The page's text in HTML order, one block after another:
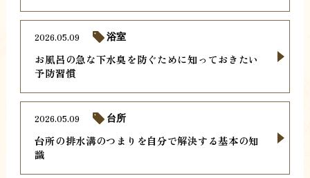
お風呂の急な下水臭を防ぐために知っておきたい
予防習慣
2026.05.09 浴室
台所の排水溝のつまりを自分で解決する基本の知
識
2026.05.09 台所